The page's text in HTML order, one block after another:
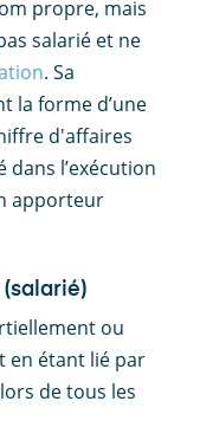
propre, mais
salarié et ne
. Sa
la forme d’une
d'affaires
dans l’exécution
apporteur
(salarié)
ou
en étant lié par
de tous les